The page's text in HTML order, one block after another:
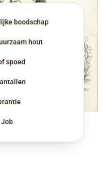
boodschap
hout
spoed